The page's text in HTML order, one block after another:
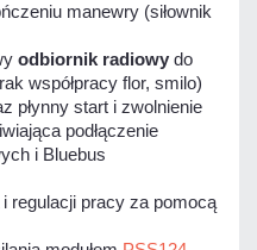
manewry (siłownik
odbiornik radiowy do
współpracy flor, smilo)
płynny start i zwolnienie
podłączenie
i Bluebus
regulacji pracy za pomocą